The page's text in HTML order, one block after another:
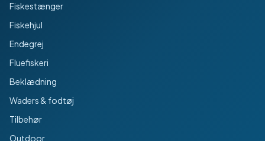
Fiskestænger
Fiskehjul
Endegrej
Fluefiskeri
Beklædning
Waders & fodtøj
Tilbehør
Outdoor